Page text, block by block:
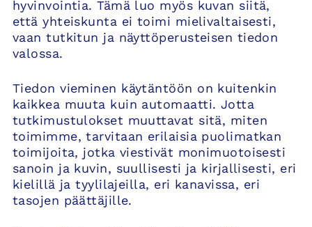
hyvinvointia. Tämä luo myös kuvan siitä,
että yhteiskunta ei toimi mielivaltaisesti,
vaan tutkitun ja näyttöperusteisen tiedon
valossa.
Tiedon vieminen käytäntöön on kuitenkin
kaikkea muuta kuin automaatti. Jotta
tutkimustulokset muuttavat sitä, miten
toimimme, tarvitaan erilaisia puolimatkan
toimijoita, jotka viestivät monimuotoisesti
sanoin ja kuvin, suullisesti ja kirjallisesti, eri
kielillä ja tyylilajeilla, eri kanavissa, eri
tasojen päättäjille.